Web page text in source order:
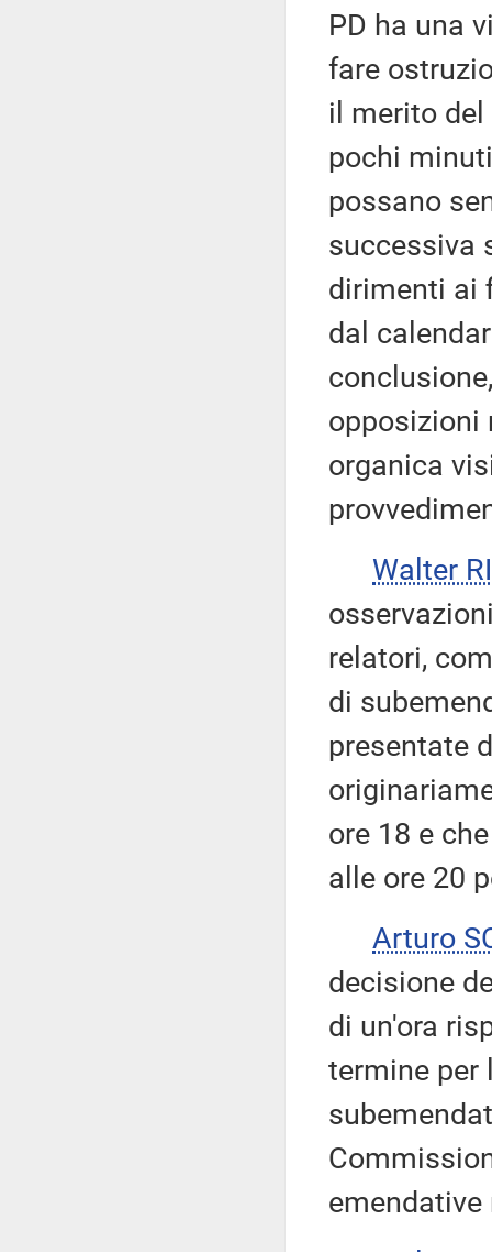
PD ha una
fare
il merito
pochi
possano
successiva
dirimenti ai
dal
opposizioni
organica
Walter
relatori,
di
presentate
ore 18 e
alle ore 20
Arturo
decisione
di un'ora
termine per